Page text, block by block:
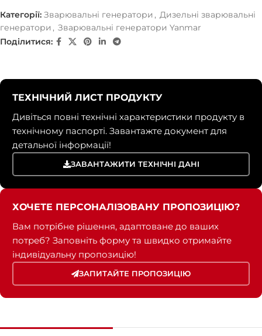
Категорії: Зварювальні генератори , Дизельні зварювальні
генератори , Зварювальні генератори Yanmar
Поділитися:
ТЕХНІЧНИЙ ЛИСТ ПРОДУКТУ
Дивіться повні технічні характеристики продукту в
технічному паспорті. Завантажте документ для
детальної інформації!
ЗАВАНТАЖИТИ ТЕХНІЧНІ ДАНІ
ХОЧЕТЕ ПЕРСОНАЛІЗОВАНУ ПРОПОЗИЦІЮ?
Вам потрібне рішення, адаптоване до ваших
потреб? Заповніть форму та швидко отримайте
індивідуальну пропозицію!
ЗАПИТАЙТЕ ПРОПОЗИЦІЮ